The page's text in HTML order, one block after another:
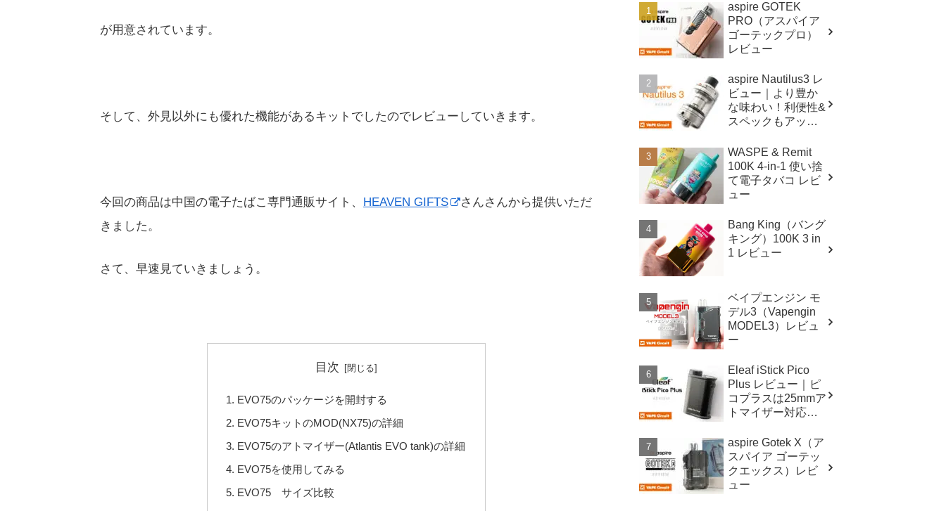
が用意されています。
そして、外見以外にも優れた機能があるキットでしたのでレビューしていきます。
今回の商品は中国の電子たばこ専門通販サイト、 HEAVEN GIFTS
さんさんから提供いただ
きました。
さて、早速見ていきましょう。
目次
EVO75のパッケージを開封する
EVO75キットのMOD(NX75)の詳細
EVO75のアトマイザー(Atlantis EVO tank)の詳細
EVO75を使用してみる
EVO75 サイズ比較
aspire GOTEK
PRO（アスパイア
ゴーテックプロ）
レビュー
aspire Nautilus3 レ
ビュー｜より豊か
な味わい！利便性&
スペックもアップ
ザー！
WASPE & Remit
100K 4-in-1 使い捨
て電子タバコ レビ
ュー
Bang King（バング
キング）100K 3 in
1 レビュー
ベイプエンジン モ
デル3（Vapengin
MODEL3）レビュ
ー
Eleaf iStick Pico
Plus レビュー｜ピ
コプラスは25mmア
トマイザー対応！
化！！
aspire Gotek X（ア
スパイア ゴーテッ
クエックス）レビ
ュー